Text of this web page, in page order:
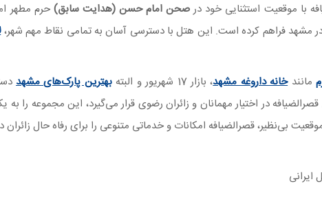
صحن امام حسن (هدایت سابق) حرم مطهر
مشهد فراهم کرده است. این هتل با دسترسی آسان به تمامی نقاط مهم شهر،
مانند خانه داروغه مشهد، بازار 17 شهریور و البته بهترین پارک‌های مشهد
در اختیار مهمانان و زائران رضوی قرار می‌گیرد، این مجموعه را به
بی‌نظیر، قصرالضیافه امکانات و خدماتی متنوعی را برای رفاه حال زائران